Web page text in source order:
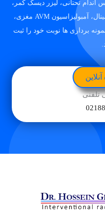
تحتانی، لیزر دیسک کمر،
بلوک عصب سلیاک، نورالژی تری ژمینال، آمبولیزاسیون AVM مغزی،
برداری ها نوبت خود را ثبت
تلفنی